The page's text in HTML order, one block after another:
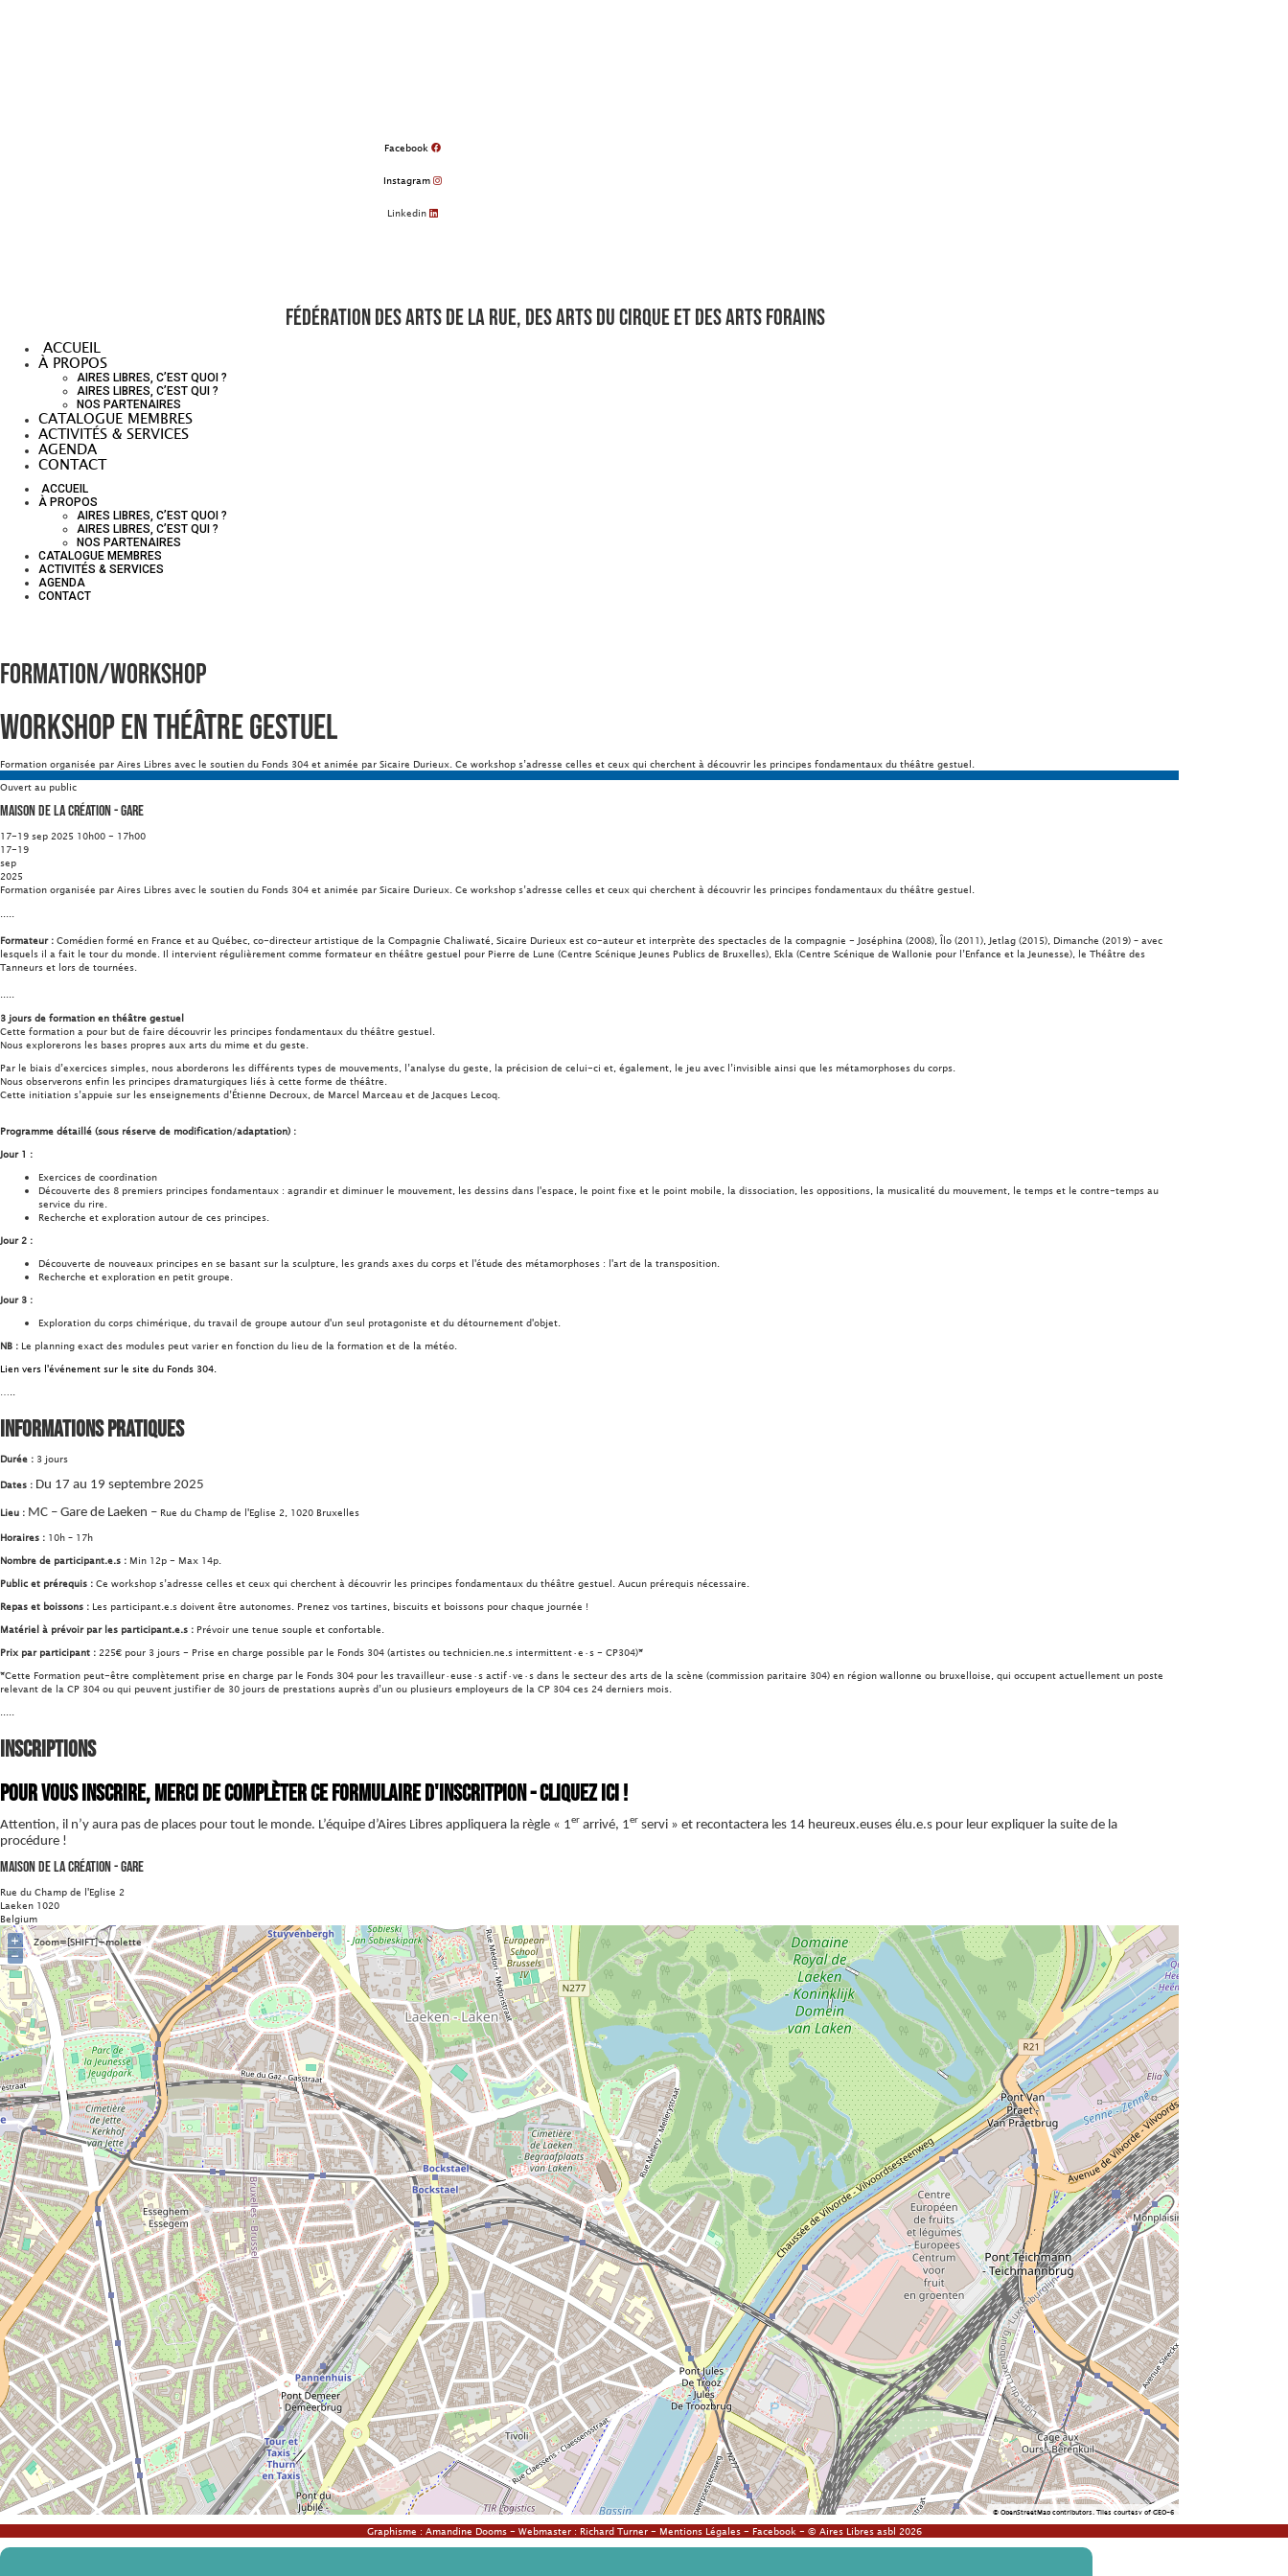
Facebook
Instagram
Linkedin
Fédération des arts de la rue, des arts du cirque et des arts forains
ACCUEIL
À PROPOS
AIRES LIBRES, C’EST QUOI ?
AIRES LIBRES, C’EST QUI ?
NOS PARTENAIRES
CATALOGUE MEMBRES
ACTIVITÉS & SERVICES
AGENDA
CONTACT
ACCUEIL
À PROPOS
AIRES LIBRES, C’EST QUOI ?
AIRES LIBRES, C’EST QUI ?
NOS PARTENAIRES
CATALOGUE MEMBRES
ACTIVITÉS & SERVICES
AGENDA
CONTACT
Formation/Workshop
Workshop en Théâtre Gestuel
Formation organisée par Aires Libres avec le soutien du Fonds 304 et animée par Sicaire Durieux. Ce workshop s’adresse celles et ceux qui cherchent à découvrir les principes fondamentaux du théâtre gestuel.
Ouvert au public
Maison de la Création - Gare
17-19 sep 2025 10h00 - 17h00
17-19
sep
2025
Formation organisée par Aires Libres avec le soutien du Fonds 304 et animée par Sicaire Durieux. Ce workshop s’adresse celles et ceux qui cherchent à découvrir les principes fondamentaux du théâtre gestuel.
Formateur : Comédien formé en France et au Québec, co-directeur artistique de la Compagnie Chaliwaté, Sicaire Durieux est co-auteur et interprète des spectacles de la compagnie - Joséphina (2008), Îlo (2011), Jetlag (2015), Dimanche (2019) – avec
lesquels il a fait le tour du monde. Il intervient régulièrement comme formateur en théâtre gestuel pour Pierre de Lune (Centre Scénique Jeunes Publics de Bruxelles), Ekla (Centre Scénique de Wallonie pour l’Enfance et la Jeunesse), le Théâtre des
Tanneurs et lors de tournées.
3 jours de formation en théâtre gestuel
Cette formation a pour but de faire découvrir les principes fondamentaux du théâtre gestuel.
Nous explorerons les bases propres aux arts du mime et du geste.
Par le biais d’exercices simples, nous aborderons les différents types de mouvements, l’analyse du geste, la précision de celui-ci et, également, le jeu avec l’invisible ainsi que les métamorphoses du corps.
Nous observerons enfin les principes dramaturgiques liés à cette forme de théâtre.
Cette initiation s’appuie sur les enseignements d’Étienne Decroux, de Marcel Marceau et de Jacques Lecoq.
Programme détaillé (sous réserve de modification/adaptation) :
Jour 1 :
Exercices de coordination
Découverte des 8 premiers principes fondamentaux : agrandir et diminuer le mouvement, les dessins dans l'espace, le point fixe et le point mobile, la dissociation, les oppositions, la musicalité du mouvement, le temps et le contre-temps au
service du rire.
Recherche et exploration autour de ces principes.
Jour 2 :
Découverte de nouveaux principes en se basant sur la sculpture, les grands axes du corps et l'étude des métamorphoses : l'art de la transposition.
Recherche et exploration en petit groupe.
Jour 3 :
Exploration du corps chimérique, du travail de groupe autour d'un seul protagoniste et du détournement d'objet.
NB : Le planning exact des modules peut varier en fonction du lieu de la formation et de la météo.
Lien vers l'événement sur le site du Fonds 304.
Informations pratiques
Durée : 3 jours
Dates : Du 17 au 19 septembre 2025
Lieu : MC – Gare de Laeken – Rue du Champ de l'Eglise 2, 1020 Bruxelles
Horaires : 10h – 17h
Nombre de participant.e.s : Min 12p - Max 14p.
Public et prérequis : Ce workshop s’adresse celles et ceux qui cherchent à découvrir les principes fondamentaux du théâtre gestuel. Aucun prérequis nécessaire.
Repas et boissons : Les participant.e.s doivent être autonomes. Prenez vos tartines, biscuits et boissons pour chaque journée !
Matériel à prévoir par les participant.e.s : Prévoir une tenue souple et confortable.
Prix par participant : 225€ pour 3 jours - Prise en charge possible par le Fonds 304 (artistes ou technicien.ne.s intermittent·e·s - CP304)*
*Cette Formation peut-être complètement prise en charge par le Fonds 304 pour les travailleur·euse·s actif·ve·s dans le secteur des arts de la scène (commission paritaire 304) en région wallonne ou bruxelloise, qui occupent actuellement un poste
relevant de la CP 304 ou qui peuvent justifier de 30 jours de prestations auprès d’un ou plusieurs employeurs de la CP 304 ces 24 derniers mois.
Inscriptions
Pour vous inscrire, merci de complèter ce formulaire d'inscritpion - Cliquez ici !
Attention, il n’y aura pas de places pour tout le monde. L’équipe d’Aires Libres appliquera la règle « 1er arrivé, 1er servi » et recontactera les 14 heureux.euses élu.e.s pour leur expliquer la suite de la
procédure !
Maison de la Création - Gare
Rue du Champ de l'Eglise 2
Laeken 1020
Belgium
Zoom=[SHIFT]+molette
+
−
©OpenStreetMapcontributors. Tiles courtesy ofGEO-6
Graphisme : Amandine Dooms- Webmaster : Richard Turner- Mentions Légales- Facebook - © Aires Libres asbl 2026